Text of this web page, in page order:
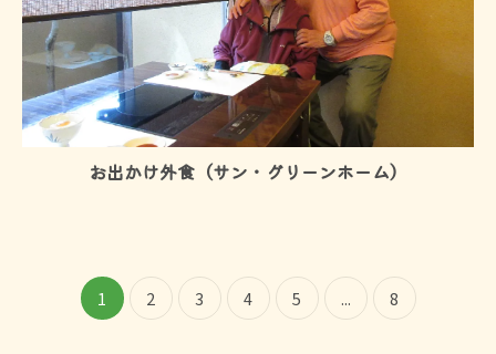
お出かけ外食（サン・グリーンホーム）
1 2 3 4 5 ... 8